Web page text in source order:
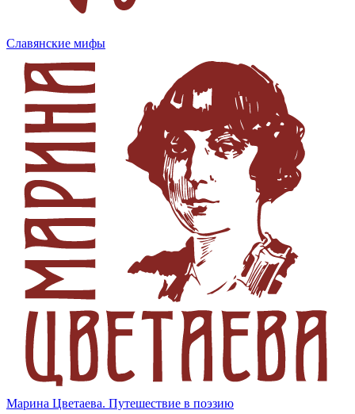
Славянские мифы
Марина Цветаева. Путешествие в поэзию